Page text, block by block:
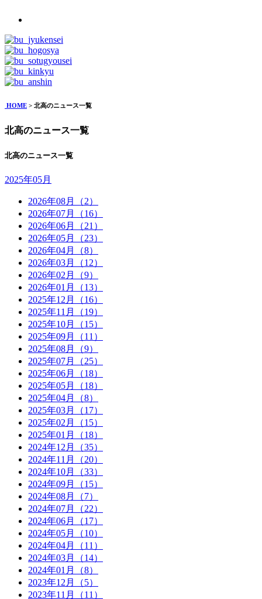
HOME > 北高のニュース一覧
北高のニュース一覧
北高のニュース一覧
2025年05月
2026年08月（2）
2026年07月（16）
2026年06月（21）
2026年05月（23）
2026年04月（8）
2026年03月（12）
2026年02月（9）
2026年01月（13）
2025年12月（16）
2025年11月（19）
2025年10月（15）
2025年09月（11）
2025年08月（9）
2025年07月（25）
2025年06月（18）
2025年05月（18）
2025年04月（8）
2025年03月（17）
2025年02月（15）
2025年01月（18）
2024年12月（35）
2024年11月（20）
2024年10月（33）
2024年09月（15）
2024年08月（7）
2024年07月（22）
2024年06月（17）
2024年05月（10）
2024年04月（11）
2024年03月（14）
2024年01月（8）
2023年12月（5）
2023年11月（11）